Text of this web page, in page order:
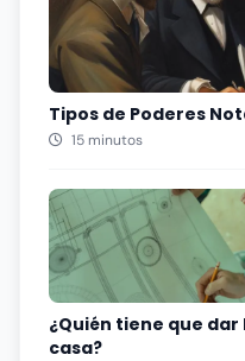
Tipos de Poderes
15 minutos
¿Quién tiene que
casa?